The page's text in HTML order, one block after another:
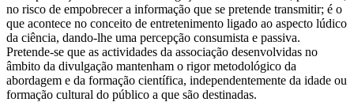
no risco de empobrecer a informação que se pretende transmitir; é o
que acontece no conceito de entretenimento ligado ao aspecto lúdico
da ciência, dando-lhe uma percepção consumista e passiva.
Pretende-se que as actividades da associação desenvolvidas no
âmbito da divulgação mantenham o rigor metodológico da
abordagem e da formação científica, independentemente da idade ou
formação cultural do público a que são destinadas.